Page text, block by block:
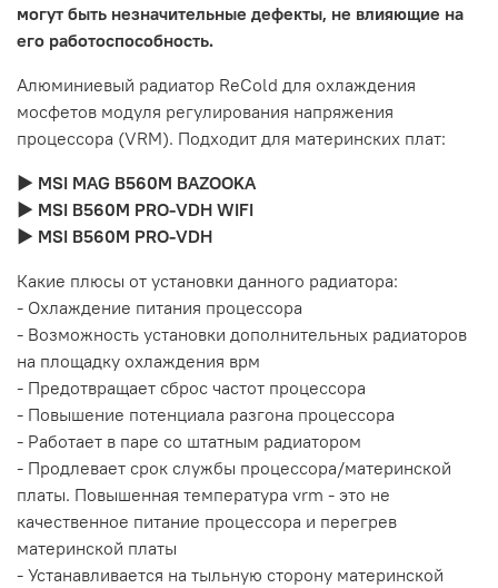
могут быть незначительные дефекты, не влияющие на
его работоспособность.
Алюминиевый радиатор ReCold для охлаждения
мосфетов модуля регулирования напряжения
процессора (VRM). Подходит для материнских плат:
► MSI MAG B560M BAZOOKA
► MSI B560M PRO-VDH WIFI
► MSI B560M PRO-VDH
Какие плюсы от установки данного радиатора:
- Охлаждение питания процессора
- Возможность установки дополнительных радиаторов
на площадку охлаждения врм
- Предотвращает сброс частот процессора
- Повышение потенциала разгона процессора
- Работает в паре со штатным радиатором
- Продлевает срок службы процессора/материнской
платы. Повышенная температура vrm - это не
качественное питание процессора и перегрев
материнской платы
- Устанавливается на тыльную сторону материнской